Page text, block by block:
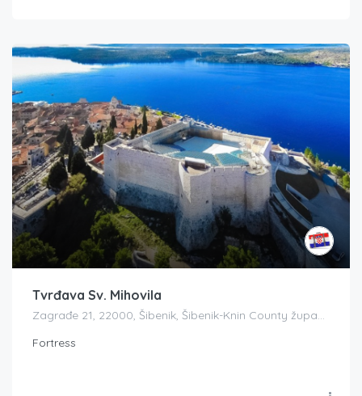
Tvrđava Sv. Mihovila
Zagrađe 21, 22000, Šibenik, Šibenik-Knin County županija, Croatia
Fortress